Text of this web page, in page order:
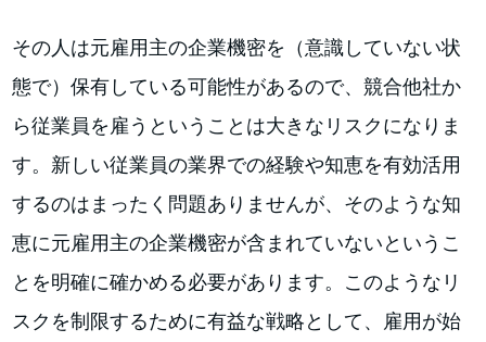
その人は元雇用主の企業機密を（意識していない状
態で）保有している可能性があるので、競合他社か
ら従業員を雇うということは大きなリスクになりま
す。新しい従業員の業界での経験や知恵を有効活用
するのはまったく問題ありませんが、そのような知
恵に元雇用主の企業機密が含まれていないというこ
とを明確に確かめる必要があります。このようなリ
スクを制限するために有益な戦略として、雇用が始